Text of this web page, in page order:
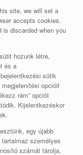
site, we will set a
accepts cookies.
is discarded when you
hozunk létre,
és a
sütik
opcióit
rám” opciót
Kijelentkezéskor
egy újabb
személyes
számát tárolja,